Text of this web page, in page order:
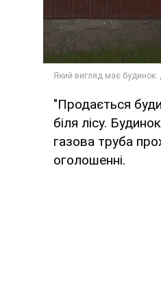
"Продається
біля лісу.
газова труба
оголошенні.